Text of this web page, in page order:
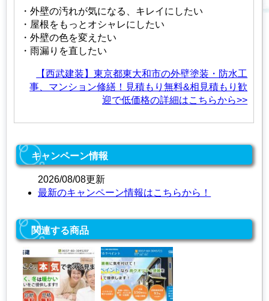
・外壁の汚れが気になる、キレイにしたい
・屋根をもっとオシャレにしたい
・外壁の色を変えたい
・雨漏りを直したい
【西武建装】東京都東大和市の外壁塗装・防水工
事、マンション修繕！見積もり無料&相見積もり歓
迎で低価格の詳細はこちらから>>
キャンペーン情報
2026/08/08更新
最新のキャンペーン情報はこちらから！
関連する商品